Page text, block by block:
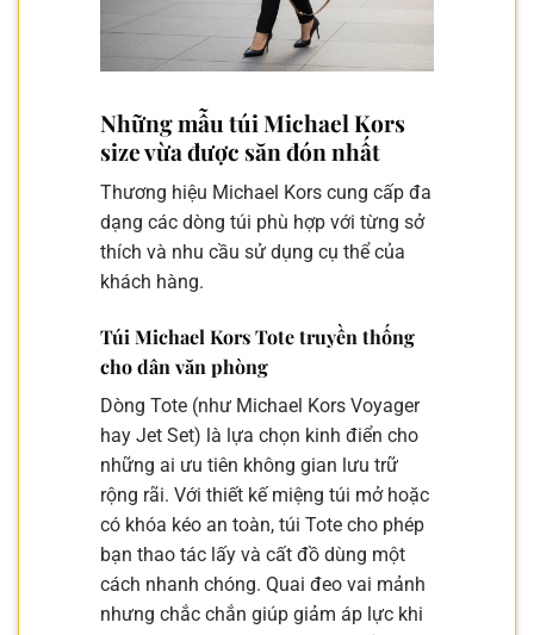
Những mẫu túi Michael Kors
size vừa được săn đón nhất
Thương hiệu Michael Kors cung cấp đa
dạng các dòng túi phù hợp với từng sở
thích và nhu cầu sử dụng cụ thể của
khách hàng.
Túi Michael Kors Tote truyền thống
cho dân văn phòng
Dòng Tote (như Michael Kors Voyager
hay Jet Set) là lựa chọn kinh điển cho
những ai ưu tiên không gian lưu trữ
rộng rãi. Với thiết kế miệng túi mở hoặc
có khóa kéo an toàn, túi Tote cho phép
bạn thao tác lấy và cất đồ dùng một
cách nhanh chóng. Quai đeo vai mảnh
nhưng chắc chắn giúp giảm áp lực khi